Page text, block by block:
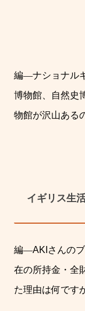
編―ナショナル
博物館、自然史
物館が沢山ある
イギリス生
編―AKI さんの
在の所持金・全
た理由は何です